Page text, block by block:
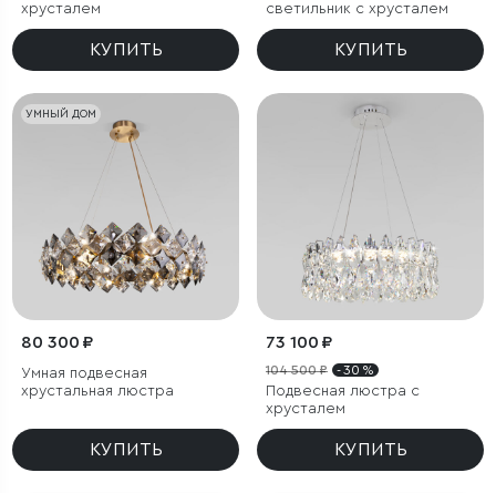
хрусталем
КУПИТЬ
светильник с хрусталем
КУПИТЬ
УМНЫЙ ДОМ
80 300 ₽
Умная подвесная
хрустальная люстра
КУПИТЬ
73 100 ₽
104 500 ₽ - 30 %
Подвесная люстра с
хрусталем
КУПИТЬ